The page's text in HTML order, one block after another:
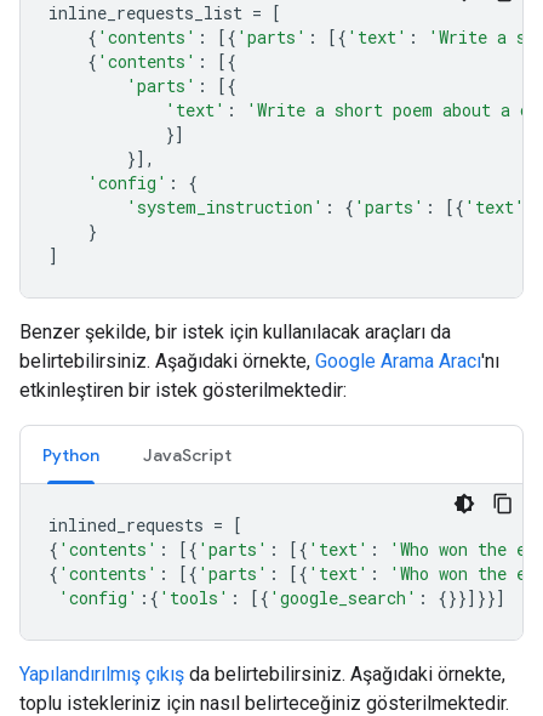
inline_requests_list = [
{ 'contents' : [{ 'parts' : [{ 'text' :
'Write a
{ 'contents' :
[{
'parts' :
[{
'text' :
'Write a short poem about a
}]
}],
'config' :
{
'system_instruction' : { 'parts' : [{ 'text'
}
]
Benzer şekilde, bir istek için kullanılacak araçları da
belirtebilirsiniz. Aşağıdaki örnekte, Google Arama Aracı'nı
etkinleştiren bir istek gösterilmektedir:
Python JavaScript
inlined_requests = [
{ 'contents' : [{ 'parts' : [{ 'text' :
'Who won the
{ 'contents' : [{ 'parts' : [{ 'text' :
'Who won the
'config' :{ 'tools' : [{ 'google_search' : {}}]}}]
Yapılandırılmış çıkış da belirtebilirsiniz. Aşağıdaki örnekte,
toplu istekleriniz için nasıl belirteceğiniz gösterilmektedir.